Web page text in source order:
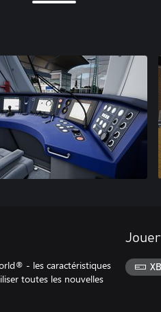
- les caractéristiques
toutes les nouvelles